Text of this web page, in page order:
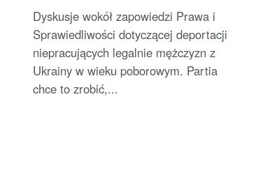
Dyskusje wokół zapowiedzi Prawa i
Sprawiedliwości dotyczącej deportacji
niepracujących legalnie mężczyzn z
Ukrainy w wieku poborowym. Partia
chce to zrobić,...